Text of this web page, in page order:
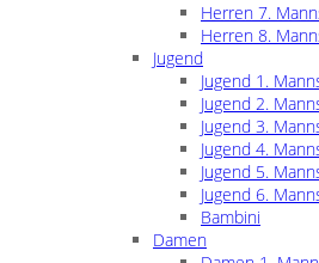
Herren 7.
Herren 8.
Jugend
Jugend 1.
Jugend 2.
Jugend 3.
Jugend 4.
Jugend 5.
Jugend 6.
Bambini
Damen